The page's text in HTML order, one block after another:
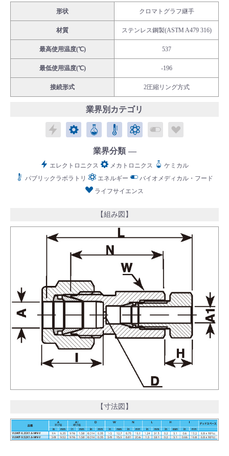
採用情報
languageLanguage：日本語／English
形状 クロマトグラフ継手
材質 ステンレス鋼製(ASTM A479 316)
最高使用温度(℃) 537
最低使用温度(℃) -196
接続形式 2圧縮リング方式
業界別カテゴリ
エレクトロニクス
メカトロニクス
ケミカルパブリックラボラトリ
エネルギーバイオメディカ
業界分類
エレクトロニクス メカトロニクス
ケミカル
パブリックラボラトリ
エネルギー
バイオメディカル・フード
ライフサイエンス
【組み図】
【寸法図】